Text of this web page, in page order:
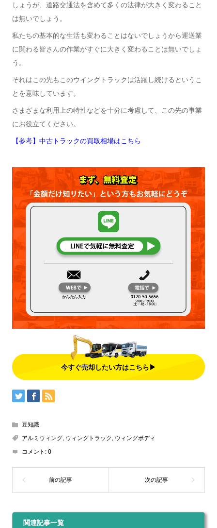
しょうが、道路交通法を含めて多くの法律が大きく変わること
は無いでしょう。
私たちの基本的な生活も変わることはないでしょうから運送業
に関わる皆さんの作業がすぐに大きく変わることは無いでしょ
う。
それはこの先もこのウイングトラックは活躍し続けるというこ
とを意味しています。
さまざまな利用上の特性などを十分に考慮して、この先の事業
にお役立てください。
【参考】中古トラックの買取相場はこちら
今すぐ売却したい方はこちら▶
豆知識
アルミウィング, ウィングトラック , ウィングボディ
コメント: 0
関連記事一覧